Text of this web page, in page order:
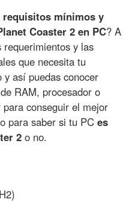
requisitos mínimos y
Coaster 2 en PC? A
y las
que necesita tu
así puedas conocer
RAM, procesador o
conseguir el mejor
para saber si tu PCes
2 o no.